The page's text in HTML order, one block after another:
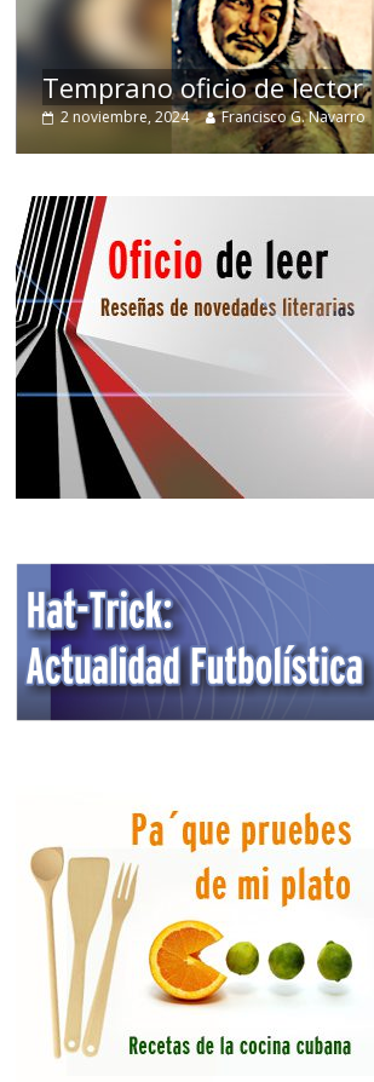
Temprano oficio de lector
2 noviembre, 2024 Francisco G. Navarro